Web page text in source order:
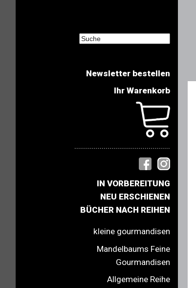
Newsletter bestellen
Ihr Warenkorb
.................................................
IN VORBEREITUNG
NEU ERSCHIENEN
BÜCHER NACH REIHEN
kleine gourmandisen
Mandelbaums Feine
Gourmandisen
Allgemeine Reihe